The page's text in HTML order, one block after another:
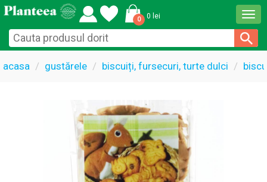
0 0 lei
acasa gustărele biscuiți, fursecuri, turte dulci